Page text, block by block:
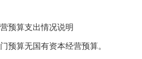
预算支出情况说明
预算无国有资本经营预算。